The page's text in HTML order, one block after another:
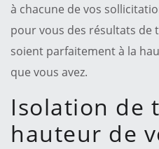
à chacune de vos
pour vous des résultats de
soient parfaitement à la
que vous avez.
Isolation de
hauteur de